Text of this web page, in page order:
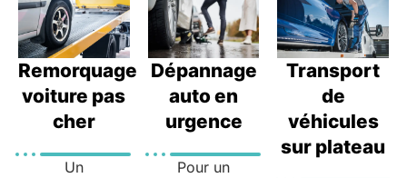
Remorquage
voiture pas
cher
Un
Dépannage
auto en
urgence
Pour un
Transport
de
véhicules
sur plateau